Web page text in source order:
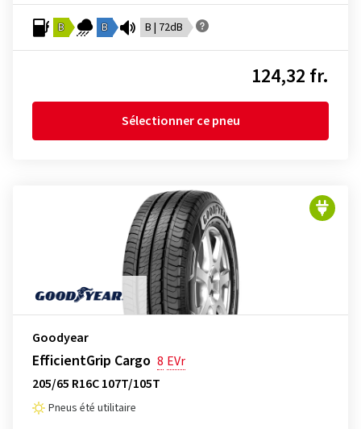
B B B | 72dB
124,32 fr.
Sélectionner ce pneu
Goodyear
EfficientGrip Cargo 8 EVr
205/65 R16C 107T/105T
Pneus été utilitaire